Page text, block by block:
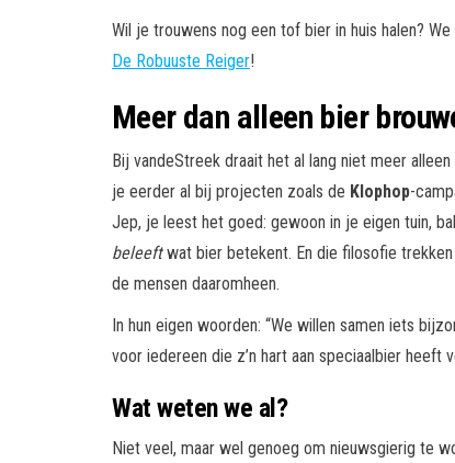
Wil je trouwens nog een tof bier in huis halen?
De Robuuste Reiger!
Meer dan alleen bier
Bij vandeStreek draait het al lang niet meer
je eerder al bij projecten zoals de Klophop-
Jep, je leest het goed: gewoon in je eigen tuin,
beleeftwat bier betekent. En die filosofie
de mensen daaromheen.
In hun eigen woorden: “We willen samen iets
voor iedereen die z’n hart aan speciaalbier heeft
Wat weten we al?
Niet veel, maar wel genoeg om nieuwsgierig te